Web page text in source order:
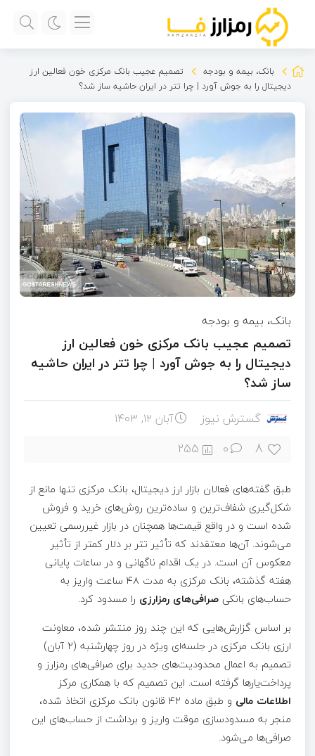
بانک، بیمه و بودجه
تصمیم عجیب بانک مرکزی خون فعالین ارز
دیجیتال را به جوش آورد | چرا تتر در ایران حاشیه ساز شد؟
بانک، بیمه و بودجه
تصمیم عجیب بانک مرکزی خون فعالین ارز
دیجیتال را به جوش آورد | چرا تتر در ایران حاشیه
ساز شد؟
گسترش نیوز آبان ۱۲, ۱۴۰۳
8
0
255
طبق گفته‌های فعالان بازار ارز دیجیتال، بانک مرکزی تنها مانع از
شکل‌گیری شفاف‌ترین و ساده‌ترین روش‌های خرید و فروش
شده است و در واقع قیمت‌ها همچنان در بازار غیررسمی تعیین
می‌شوند. آن‌ها معتقدند که تأثیر تتر بر دلار کمتر از تأثیر
معکوس آن است. در یک اقدام ناگهانی و در ساعات پایانی
هفته گذشته، بانک مرکزی به مدت ۴۸ ساعت واریز به
حساب‌های بانکی صرافی‌های رمزارزی را مسدود کرد.
بر اساس گزارش‌هایی که این چند روز منتشر شده، معاونت
ارزی بانک مرکزی در جلسه‌ای ویژه در روز چهارشنبه (۲ آبان)
تصمیم به اعمال محدودیت‌های جدید برای صرافی‌های رمزارز و
پرداخت‌یار‌ها گرفته است. این تصمیم که با همکاری مرکز
اطلاعات مالی
و طبق ماده ۴۲ قانون بانک مرکزی اتخاذ شده،
منجر به مسدودسازی موقت واریز و برداشت از حساب‌های این
صرافی‌ها می‌شود.